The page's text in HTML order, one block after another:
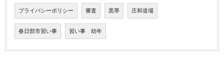
プライバシーポリシー 審査 黒帯 庄和道場
春日部市習い事 習い事 幼年